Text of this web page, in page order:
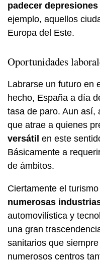
padecer depresiones
ejemplo, aquellos
Europa del Este.
Oportunidades
Labrarse un futuro en
hecho, España a día
tasa de paro. Aun así,
que atrae a quienes
versátil en este
Básicamente a
de ámbitos.
Ciertamente el
numerosas
automovilística y
una gran
sanitarios que
numerosos centros